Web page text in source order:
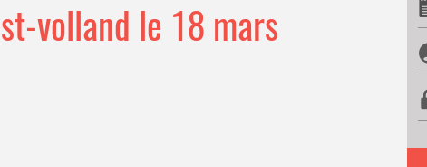
volland le 18 mars